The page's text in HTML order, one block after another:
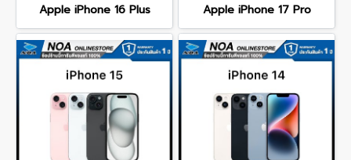
Apple iPhone 16 Plus Apple iPhone 17 Pro